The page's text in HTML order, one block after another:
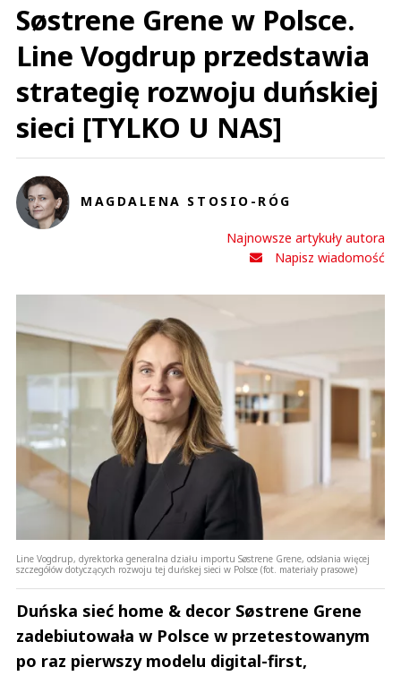
Søstrene Grene w Polsce.
Line Vogdrup przedstawia
strategię rozwoju duńskiej
sieci [TYLKO U NAS]
MAGDALENA STOSIO-RÓG
Najnowsze artykuły autora
Napisz wiadomość
Line Vogdrup, dyrektorka generalna działu importu Søstrene Grene, odsłania więcej
szczegółów dotyczących rozwoju tej duńskej sieci w Polsce (fot. materiały prasowe)
Duńska sieć home & decor Søstrene Grene
zadebiutowała w Polsce w przetestowanym
po raz pierwszy modelu digital-first,